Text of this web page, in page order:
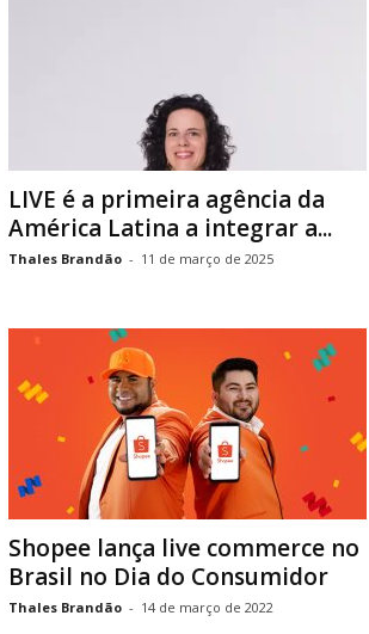
LIVE é a primeira agência da
América Latina a integrar a...
Thales Brandão - 11 de março de 2025
Shopee lança live commerce no
Brasil no Dia do Consumidor
Thales Brandão - 14 de março de 2022